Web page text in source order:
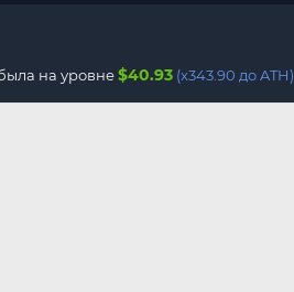
на уровне$40.93 (x343.90 до ATH)